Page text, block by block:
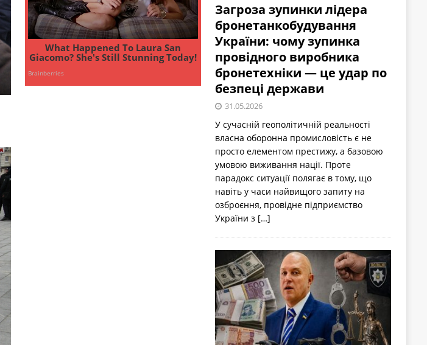
Загроза зупинки лідера
бронетанкобудування
України: чому зупинка
провідного виробника
бронетехніки — це удар по
безпеці держави
31.05.2026
У сучасній геополітичній реальності
власна оборонна промисловість є не
просто елементом престижу, а базовою
умовою виживання нації. Проте
парадокс ситуації полягає в тому, що
навіть у часи найвищого запиту на
озброєння, провідне підприємство
України з […]